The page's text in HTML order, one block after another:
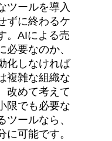
ツールを導入
ずに終わるケ
。AIによる売
必要なのか、
化しなければ
複雑な組織な
改めて考えて
限でも必要な
ツールなら、
に可能です。